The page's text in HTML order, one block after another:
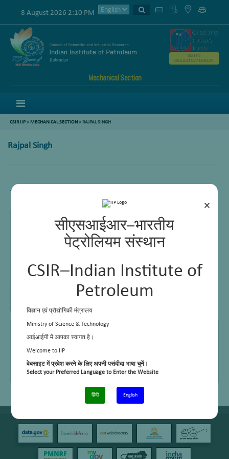
×
सीएसआईआर–भारतीय
पेट्रोलियम संस्थान
CSIR–Indian Institute of
Petroleum
विज्ञान एवं प्रौद्योगिकी मंत्रालय
Ministry of Science & Technology
आईआईपी में आपका स्वागत है।
Welcome to IIP
वेबसाइट में प्रवेश करने के लिए अपनी पसंदीदा भाषा चुनें।
Select your Preferred Language to Enter the Website
हिंदी English
8 August 2026 2:10 PM
Mechanical Section
GSTIN
05AAATC2716R2ZK
CSIR IIP> MECHANICAL SECTION> RAJPAL SINGH
Rajpal Singh
Technician (2)
Email –
Area of work Vehicle maintenance